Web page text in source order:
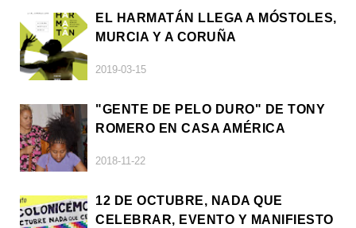
EL HARMATÁN LLEGA A MÓSTOLES,
MURCIA Y A CORUÑA
2019-03-15
"GENTE DE PELO DURO" DE TONY
ROMERO EN CASA AMÉRICA
2018-11-22
12 DE OCTUBRE, NADA QUE
CELEBRAR, EVENTO Y MANIFIESTO